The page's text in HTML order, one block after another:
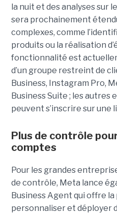
la nuit et des analyses sur
sera prochainement
complexes, comme
produits ou la réalisation
fonctionnalité est
d’un groupe restreint de
Business, Instagram Pro,
Business Suite ; les
peuvent s’inscrire sur une
Plus de contrôle
comptes
Pour les grandes
de contrôle, Meta lance
Business Agent qui offre
personnaliser et déployer